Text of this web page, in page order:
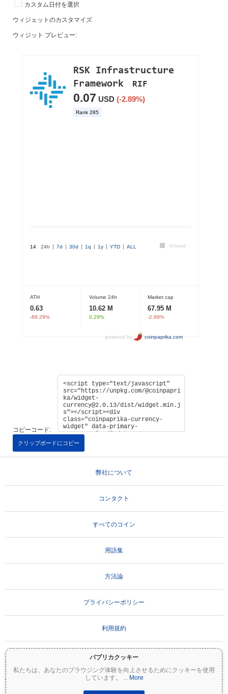
パプリカクッキー
私たちは、あなたのブラウジング体験を向上させるためにクッキーを使用
しています。
... More
カスタム日付を選択
ウィジェットのカスタマイズ
ウィジット プレビュー:
コピーコード:
クリップボードにコピー
弊社について
コンタクト
すべてのコイン
用語集
方法論
プライバシーポリシー
利用規約
重要な免責事項：
す。投資額の一部または全額を失う可能性があります。Coinpaprikaのすべての情報は
情報提供のみを目的としており、財務または投資のアドバイスを構成するものではあ
りません。投資判断を行う前に、必ずご自身で調査（DYOR）を行い、資格のあるファ